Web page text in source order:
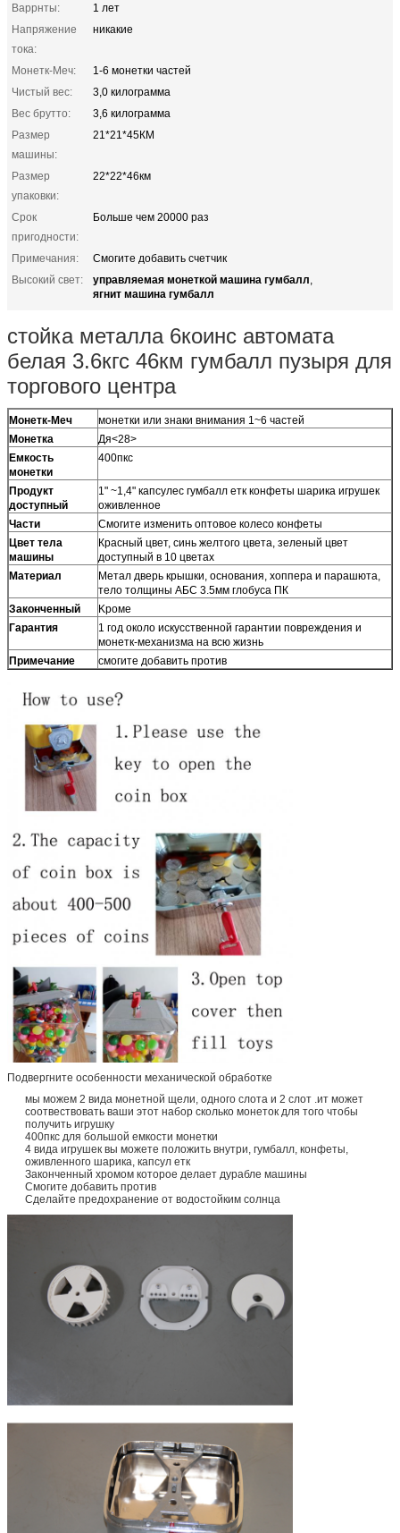
Варрнты:
1 лет
Напряжение
тока:
никакие
Монетк-Меч:
1-6 монетки частей
Чистый вес:
3,0 килограмма
Вес брутто:
3,6 килограмма
Размер
машины:
21*21*45КМ
Размер
упаковки:
22*22*46км
Срок
пригодности:
Больше чем 20000 раз
Примечания:
Смогите добавить счетчик
Высокий свет:
управляемая монеткой машина гумбалл,
ягнит машина гумбалл
стойка металла 6коинс автомата
белая 3.6кгс 46км гумбалл пузыря для
торгового центра
Монетк-Меч
монетки или знаки внимания 1~6 частей
Монетка
Дя<28>
Емкость
монетки
400пкс
Продукт
доступный
1" ~1,4" капсулес гумбалл етк конфеты шарика игрушек
оживленное
Части
Смогите изменить оптовое колесо конфеты
Цвет тела
машины
Красный цвет, синь желтого цвета, зеленый цвет
доступный в 10 цветах
Материал
Метал дверь крышки, основания, хоппера и парашюта,
тело толщины АБС 3.5мм глобуса ПК
Законченный
Kроме
Гарантия
1 год около искусственной гарантии повреждения и
монетк-механизма на всю жизнь
Примечание
смогите добавить против
Подвергните особенности механической обработке
мы можем 2 вида монетной щели, одного слота и 2 слот .ит может
соотвествовать ваши этот набор сколько монеток для того чтобы
получить игрушку
400пкс для большой емкости монетки
4 вида игрушек вы можете положить внутри, гумбалл, конфеты,
оживленного шарика, капсул етк
Законченный хромом которое делает дурабле машины
Смогите добавить против
Сделайте предохранение от водостойким солнца